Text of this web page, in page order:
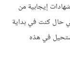
إيجابية من
حال كنت في بداية
في هذه